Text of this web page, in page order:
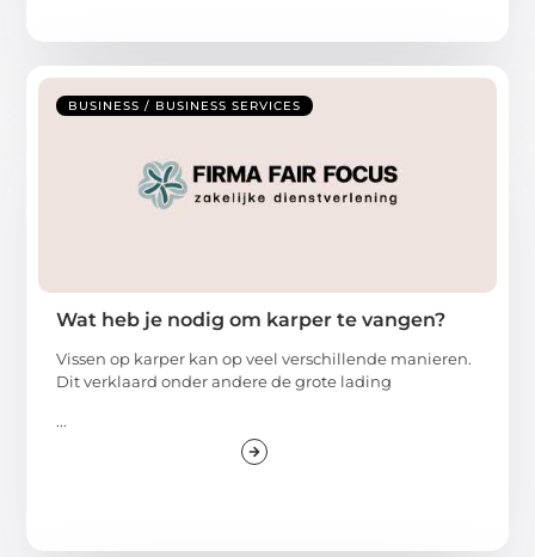
BUSINESS / BUSINESS SERVICES
Wat heb je nodig om karper te vangen?
Vissen op karper kan op veel verschillende manieren.
Dit verklaard onder andere de grote lading
...